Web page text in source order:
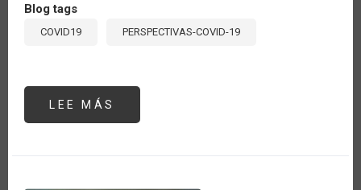
Blog tags
COVID19 PERSPECTIVAS-COVID-19
LEE MÁS
PÚBLICAS